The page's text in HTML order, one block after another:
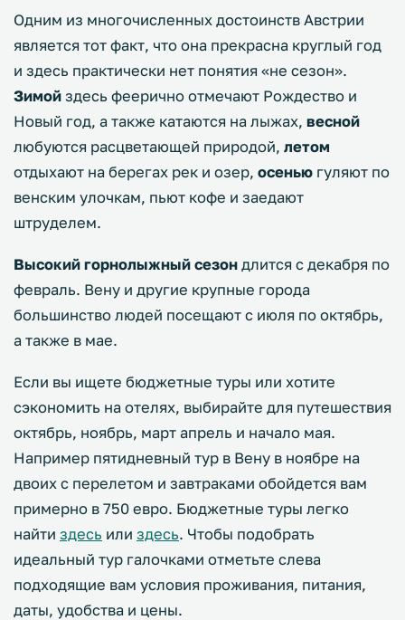
Одним из многочисленных достоинств Австрии
является тот факт, что она прекрасна круглый год
и здесь практически нет понятия «не сезон».
Зимой здесь феерично отмечают Рождество и
Новый год, а также катаются на лыжах, весной
любуются расцветающей природой, летом
отдыхают на берегах рек и озер, осенью гуляют по
венским улочкам, пьют кофе и заедают
штруделем.
Высокий горнолыжный сезон длится с декабря по
февраль. Вену и другие крупные города
большинство людей посещают с июля по октябрь,
а также в мае.
Если вы ищете бюджетные туры или хотите
сэкономить на отелях, выбирайте для путешествия
октябрь, ноябрь, март апрель и начало мая.
Например пятидневный тур в Вену в ноябре на
двоих с перелетом и завтраками обойдется вам
примерно в 750 евро. Бюджетные туры легко
найти здесь или здесь. Чтобы подобрать
идеальный тур галочками отметьте слева
подходящие вам условия проживания, питания,
даты, удобства и цены.